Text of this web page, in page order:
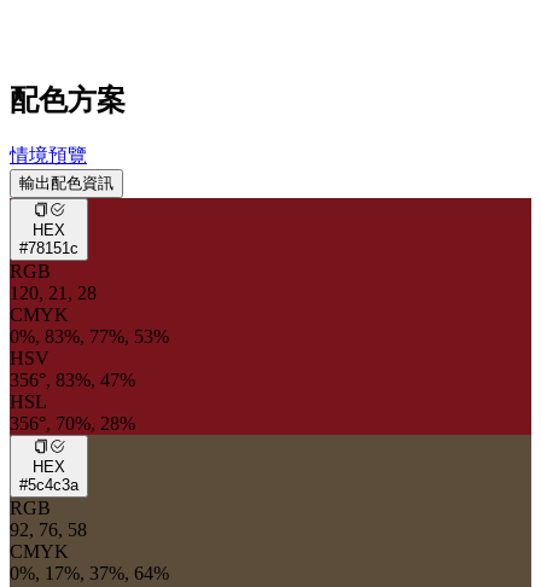
配色方案
情境預覽
輸出配色資訊
HEX
#78151c
RGB
120, 21, 28
CMYK
0%, 83%, 77%, 53%
HSV
356°, 83%, 47%
HSL
356°, 70%, 28%
HEX
#5c4c3a
RGB
92, 76, 58
CMYK
0%, 17%, 37%, 64%